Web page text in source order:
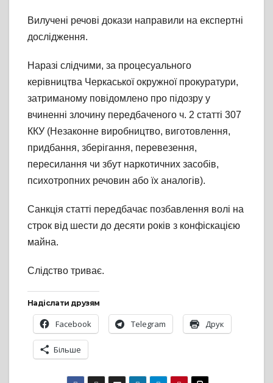
Вилучені речові докази направили на експертні
дослідження.
Наразі слідчими, за процесуального
керівництва Черкаської окружної прокуратури,
затриманому повідомлено про підозру у
вчиненні злочину передбаченого ч. 2 статті 307
ККУ (Незаконне виробництво, виготовлення,
придбання, зберігання, перевезення,
пересилання чи збут наркотичних засобів,
психотропних речовин або їх аналогів).
Санкція статті передбачає позбавлення волі на
строк від шести до десяти років з конфіскацією
майна.
Слідство триває.
Надіслати друзям
Facebook Telegram Друк
Більше